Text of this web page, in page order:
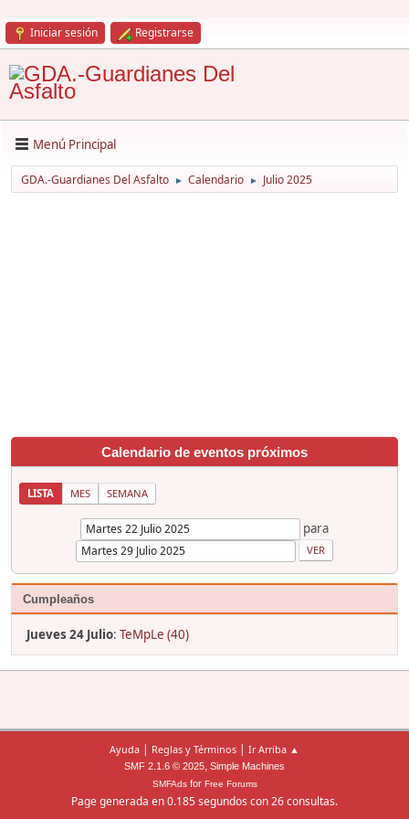
Iniciar sesión Registrarse
Menú Principal
GDA.-Guardianes Del Asfalto ► Calendario ► Julio 2025
Calendario de eventos próximos
LISTA MES SEMANA
para
Cumpleaños
Jueves 24 Julio: TeMpLe (40)
Ayuda | Reglas y Términos | Ir Arriba ▲
SMF 2.1.6 © 2025, Simple Machines
SMFAdsfor Free Forums
Page generada en 0.185 segundos con 26 consultas.